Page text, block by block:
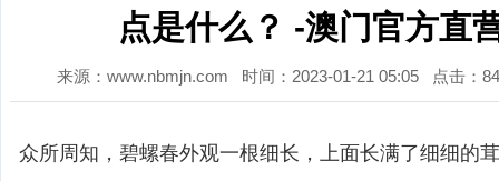
点是什么？ -澳门官方直
来源：www.nbmjn.com 时间：2023-01-21 05:05 点击：
众所周知，碧螺春外观一根细长，上面长满了细细的